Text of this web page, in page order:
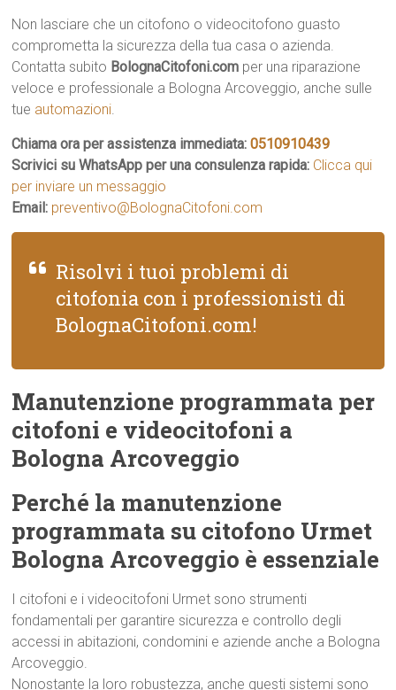
Non lasciare che un citofono o videocitofono guasto
comprometta la sicurezza della tua casa o azienda.
Contatta subito BolognaCitofoni.com per una riparazione
veloce e professionale a Bologna Arcoveggio, anche sulle
tue automazioni.
Chiama ora per assistenza immediata:0510910439
Scrivici su WhatsApp per una consulenza rapida: Clicca qui
per inviare un messaggio
Email: preventivo@BolognaCitofoni.com
Risolvi i tuoi problemi di
citofonia con i professionisti di
BolognaCitofoni.com!
Manutenzione programmata per
citofoni e videocitofoni a
Bologna Arcoveggio
Perché la manutenzione
programmata su citofono Urmet
Bologna Arcoveggio è essenziale
I citofoni e i videocitofoni Urmet sono strumenti
fondamentali per garantire sicurezza e controllo degli
accessi in abitazioni, condomini e aziende anche a Bologna
Arcoveggio.
Nonostante la loro robustezza, anche questi sistemi sono